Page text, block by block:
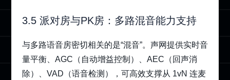
3.5 派对房与PK房：多路混音能力支持
与多路语音房密切相关的是“混音”。声网提供实时音
量平衡、AGC（自动增益控制）、AEC（回声消
除）、VAD（语音检测），可高效支撑从 1vN 连麦